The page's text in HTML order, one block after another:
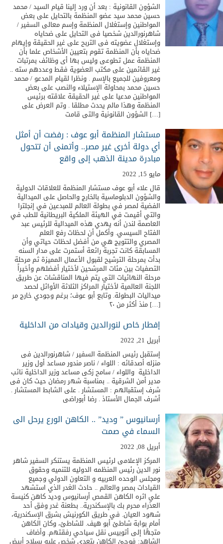
الشؤون القانونية : بعد أن ورد إلينا قيام السيد / محمد
حسين محمد سيد عضو المنظمة بالتحايل على بعض
المواطنين وإستغلال المنظمة وإسم معالى السفير /
شاهرنورالدين شخصيا فى التحايل على ضحاياه
وإستغلال عضويته فى التربح على غير الحقيقة وإيهام
ضحاياه بأن المنظمة تقوم بتعيين الأشخاص علما بأن
المنظمة عمل تطوعى وليس بها أى وظائف بمرتبات
غير القائمين على مكتب العضوية فقط وعددهم سته ..
ومعروفين للجميع بالإسم . ونظرا لقيام المدعو / محمد
حسين محمد بمحاولة الإستيلاء والنصب على بعض
المواطنين مدعيا على غير الحقيقة علاقته برئيس
المنظمة وهذا مالم يحدث مطلقا . وتم العرض على
الشؤون القانونية والتى قامت […]
مستشار المنظمة أبو عوف : رفضت أن أمثل
أي دولة أخرى غير مصر.. وأتمنى أن تتحول
مبادرة مدينة الذهب إلى واقع
مايو 15, 2022
قال علاء أبو عوف مستشار المنظمة للعلاقات الدولية
والشؤون الدبلوماسية بالخارج والحاصل على الميدالية
الفضية لمصر في بطولة العالم للمبدعين في إنجلترا
والتي أقيمت في الهيئة الملكية البريطانية للطب في
العاصمة لندن أنه يهدي هذه الميدالية للرئيس عبد
الفتاح السيسي. وأكمل أن لحظات رفع العلم
المصري والتتويج هي من أفضل لحظات حياتي وأن
المسابقة كانت تجربة رائعة أستمرت على مدار السنه
بدأت بمرحلة الترشيح لقبول الأعمال المميزة ثم مرحلة
التصفيات بين مئات المرشحين لأختيار أفضلهم وأخيراً
مرحلة النهائيات التي يتم فيها المناقشات عن طريق
اللجنة العالمية لأختيار المراكز الثلاثة الأوائل لحصد
ميداليات البطولة. وتابع أبو عوف؛ برغم وجودي خارج مر
منذ أكثر من ٢٠ […]
إفطار خاص لنورالدين وقيادات من الداخلية
أبريل 21, 2022
إستقبل رئيس المنظمة السفير / شاهرنورالدين فى
منزله أصدقائه : اللواء / ناصر مندور مساعد أول وزير
الداخلية واللواء / سامح زكى مساعد وزير الداخلية نائب
مدير أمن الشرقية .. بمناسبة شهر رمضان حيث كان فى
شرف إستقبالهم : المستشار . على الشابط المستشار .
أشرف الجمال الأستاذ . رضا أبوراضى
أرسانيوس ” وديد” .. الكاهن الورع يرحل الى
السماء في صمت
أبريل 08, 2022
المركز الإعلامى لرئيس المنظمة يستنكر السفير شاهر
نور الدين رئيس المنظمه الدوليه للتنميه وحقوق
ومجلس الوحده العربيه و التعاون الدولي وجميع
القيادات بمصر والعالم .. حادث الغدر الذي استشهد
علي اثره الكاهن القمص أرسانيوس وديد كاهن كنيسة
العذراء محرم بك بالإسكندرية.. بطعنة غدر وفق أحد
شهود العيان. في طريق الكورنيش بشرق الإسكندرية،
أمام بوابة شاطئ أبو هيف. للشاطئ، وكان الكاهن
متجهًا إلى أتوبيس نقل سياحي رفقتهم. وأضاف
الشاهد: فوجئ الكاهن بتعدي شخص عليه بسلاح أبيض